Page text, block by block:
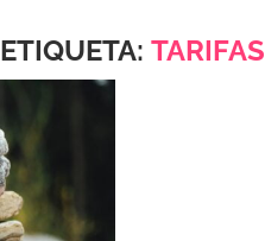
ETIQUETA:TARIFAS